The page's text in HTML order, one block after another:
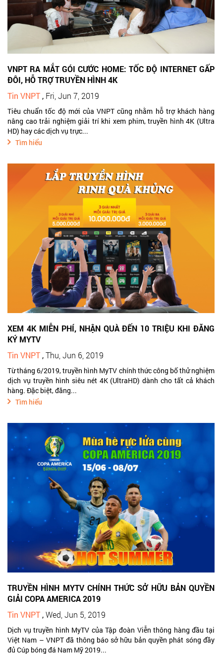
VNPT RA MẮT GÓI CƯỚC HOME: TỐC ĐỘ INTERNET GẤP
ĐÔI, HỖ TRỢ TRUYỀN HÌNH 4K
Tin VNPT , Fri, Jun 7, 2019
Tiêu chuẩn tốc độ mới của VNPT cũng nhằm hỗ trợ khách hàng
nâng cao trải nghiệm giải trí khi xem phim, truyền hình 4K (Ultra
HD) hay các dịch vụ trực...
Tìm hiểu
XEM 4K MIỄN PHÍ, NHẬN QUÀ ĐẾN 10 TRIỆU KHI ĐĂNG
KÝ MYTV
Tin VNPT ,Thu, Jun 6, 2019
Từ tháng 6/2019, truyền hình MyTV chính thức công bố thử nghiệm
dịch vụ truyền hình siêu nét 4K (UltraHD) dành cho tất cả khách
hàng. Đặc biệt, đăng...
Tìm hiểu
TRUYỀN HÌNH MYTV CHÍNH THỨC SỞ HỮU BẢN QUYỀN
GIẢI COPA AMERICA 2019
Tin VNPT ,Wed, Jun 5, 2019
Dịch vụ truyền hình MyTV của Tập đoàn Viễn thông hàng đầu tại
Việt Nam – VNPT đã thông báo sở hữu bản quyền phát sóng đầy
đủ Cúp bóng đá Nam Mỹ 2019...